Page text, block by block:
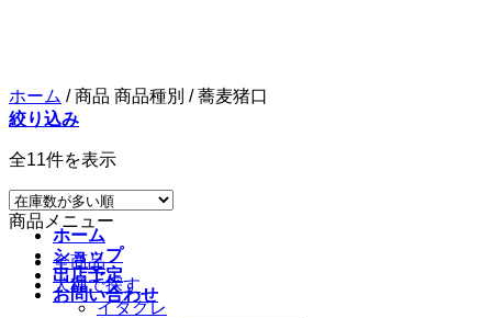
Menu
ホーム
ショップ
出店予定
お問い合わせ
ホーム /商品 商品種別 /蕎麦猪口
絞り込み
全11件を表示
商品メニュー
全商品
犬種で探す
イタグレ